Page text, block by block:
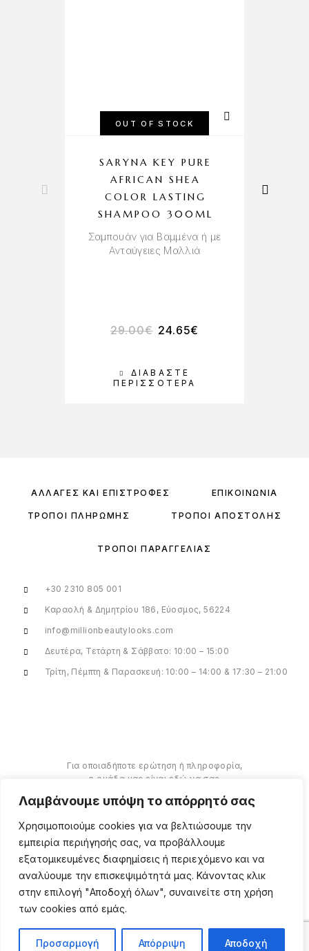
Λαμβάνουμε υπόψη το απόρρητό σας
Χρησιμοποιούμε cookies για να βελτιώσουμε την
εμπειρία περιήγησής σας, να προβάλλουμε
εξατομικευμένες διαφημίσεις ή περιεχόμενο και να
αναλύουμε την επισκεψιμότητά μας. Κάνοντας κλικ
στην επιλογή "Αποδοχή όλων", συναινείτε στη χρήση
των cookies από εμάς.
Προσαρμογή Απόρριψη Αποδοχή
OUT OF STOCK
ΔΙΑΒΆΣΤΕ
ΠΕΡΙΣΣΌΤΕΡΑ
SARYNA KEY PURE
AFRICAN SHEA
COLOR LASTING
SHAMPOO 300ML
Σαμπουάν για Βαμμένα ή με
Ανταύγειες Μαλλιά
29.00€ 24.65€
ΑΛΛΑΓΈΣ ΚΑΙ ΕΠΙΣΤΡΟΦΈΣ ΕΠΙΚΟΙΝΩΝΊΑ
ΤΡΌΠΟΙ ΠΛΗΡΩΜΉΣ ΤΡΌΠΟΙ ΑΠΟΣΤΟΛΉΣ
ΤΡΌΠΟΙ ΠΑΡΑΓΓΕΛΊΑΣ
+30 2310 805 001
Καραολή & Δημητρίου 186, Εύοσμος, 56224
info@millionbeautylooks.com
Δευτέρα, Τετάρτη & Σάββατο: 10:00 – 15:00
Τρίτη, Πέμπτη & Παρασκευή: 10:00 – 14:00 & 17:30 – 21:00
Για οποιαδήποτε ερώτηση ή πληροφορία,
η ομάδα μας είναι εδώ να σας
βοηθήσουμε.
ΠΕΡΙΣΣΌΤΕΡΑ
Copyright ©2026Million
Reserved. Κατασκευή
Webgrams